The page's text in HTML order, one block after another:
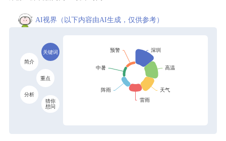
AI视界 （以下内容由AI生成，仅供参考）
关键词
简介
重点
分析
猜你
想问